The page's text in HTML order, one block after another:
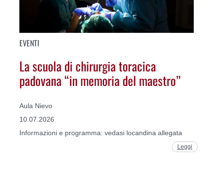
EVENTI
La scuola di chirurgia toracica
padovana “in memoria del maestro”
Aula Nievo
10.07.2026
Informazioni e programma: vedasi locandina allegata
Leggi